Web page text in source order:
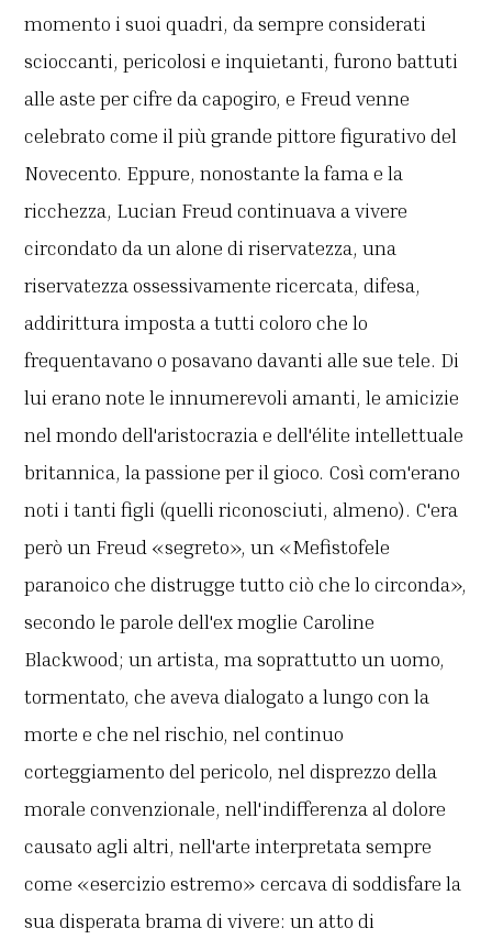
momento i suoi quadri, da sempre considerati
scioccanti, pericolosi e inquietanti, furono battuti
alle aste per cifre da capogiro, e Freud venne
celebrato come il più grande pittore figurativo del
Novecento. Eppure, nonostante la fama e la
ricchezza, Lucian Freud continuava a vivere
circondato da un alone di riservatezza, una
riservatezza ossessivamente ricercata, difesa,
addirittura imposta a tutti coloro che lo
frequentavano o posavano davanti alle sue tele. Di
lui erano note le innumerevoli amanti, le amicizie
nel mondo dell'aristocrazia e dell'élite intellettuale
britannica, la passione per il gioco. Così com'erano
noti i tanti figli (quelli riconosciuti, almeno). C'era
però un Freud «segreto», un «Mefistofele
paranoico che distrugge tutto ciò che lo circonda»,
secondo le parole dell'ex moglie Caroline
Blackwood; un artista, ma soprattutto un uomo,
tormentato, che aveva dialogato a lungo con la
morte e che nel rischio, nel continuo
corteggiamento del pericolo, nel disprezzo della
morale convenzionale, nell'indifferenza al dolore
causato agli altri, nell'arte interpretata sempre
come «esercizio estremo» cercava di soddisfare la
sua disperata brama di vivere: un atto di